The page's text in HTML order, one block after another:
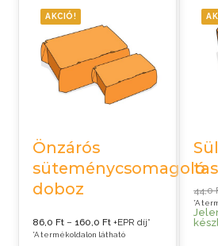
AKCIÓ!
Önzárós
süteménycsomagoló
doboz
86,0Ft – 160,0FtÁrtartomány:
86,0 Ft
-
+EPR díj*
*A termékoldalon látható
44,0
*A